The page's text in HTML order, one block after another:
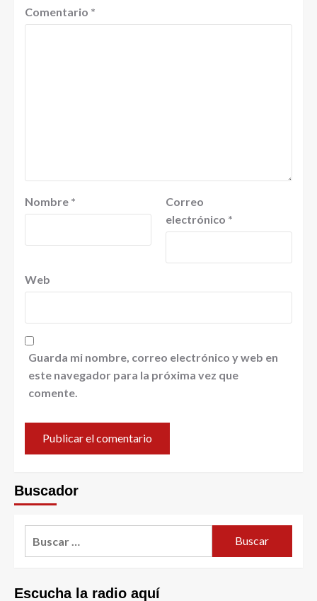
Comentario *
Nombre *
Correo
electrónico *
Web
Guarda mi nombre, correo electrónico y web en
este navegador para la próxima vez que
comente.
Buscador
Escucha la radio aquí